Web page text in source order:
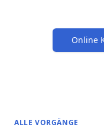
Online
ALLE VORGÄNGE